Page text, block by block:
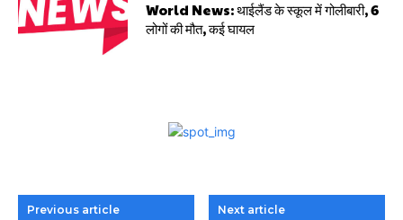
World News: थाईलैंड के स्कूल में गोलीबारी, 6
लोगों की मौत, कई घायल
Previous article Next article